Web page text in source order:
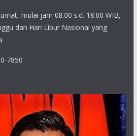
mulai jam 08.00 s.d. 18.00 WIB,
dan Hari Libur Nasional yang
7850